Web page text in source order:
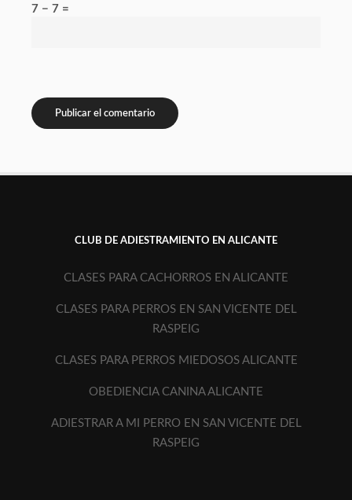
7 − 7 =
CLUB DE ADIESTRAMIENTO EN ALICANTE
CLASES PARA CACHORROS EN ALICANTE
CLASES PARA PERROS EN SAN VICENTE DEL
RASPEIG
CLASES PARA PERROS MIEDOSOS ALICANTE
OBEDIENCIA CANINA ALICANTE
ADIESTRAR A MI PERRO EN SAN VICENTE DEL
RASPEIG